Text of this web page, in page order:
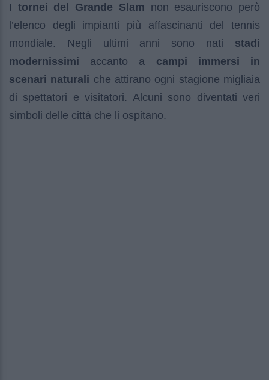
I tornei del Grande Slam non esauriscono però
l’elenco degli impianti più affascinanti del tennis
mondiale. Negli ultimi anni sono nati stadi
modernissimi accanto a campi immersi in
scenari naturali che attirano ogni stagione migliaia
di spettatori e visitatori. Alcuni sono diventati veri
simboli delle città che li ospitano.